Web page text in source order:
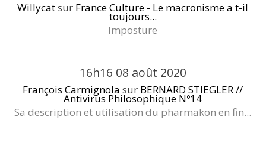
Willycatsur France Culture - Le macronisme a t-il
toujours...
Imposture
16h16 08 août 2020
François Carmignola sur BERNARD STIEGLER //
Antivirus Philosophique Nº14
Sa description et utilisation du pharmakon en fin...